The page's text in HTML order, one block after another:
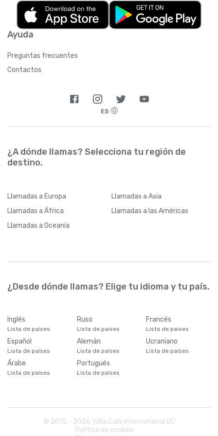
Ayuda
Preguntas frecuentes
Contactos
ES
¿A dónde llamas? Selecciona tu región de
destino.
Llamadas a Europa Llamadas a Asia
Llamadas a África Llamadas a las Américas
Llamadas a Oceanía
¿Desde dónde llamas? Elige tu idioma y tu país.
Inglés
Lista de países
Ruso
Lista de países
Francés
Lista de países
Español
Lista de países
Alemán
Lista de países
Ucraniano
Lista de países
Árabe
Lista de países
Portugués
Lista de países
© 2015 - 2026 Yolla Calls International OÜ
Política de cookies